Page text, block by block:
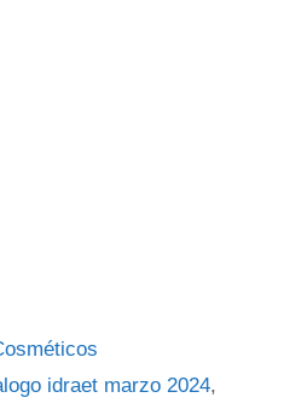
idraet marzo 2024,